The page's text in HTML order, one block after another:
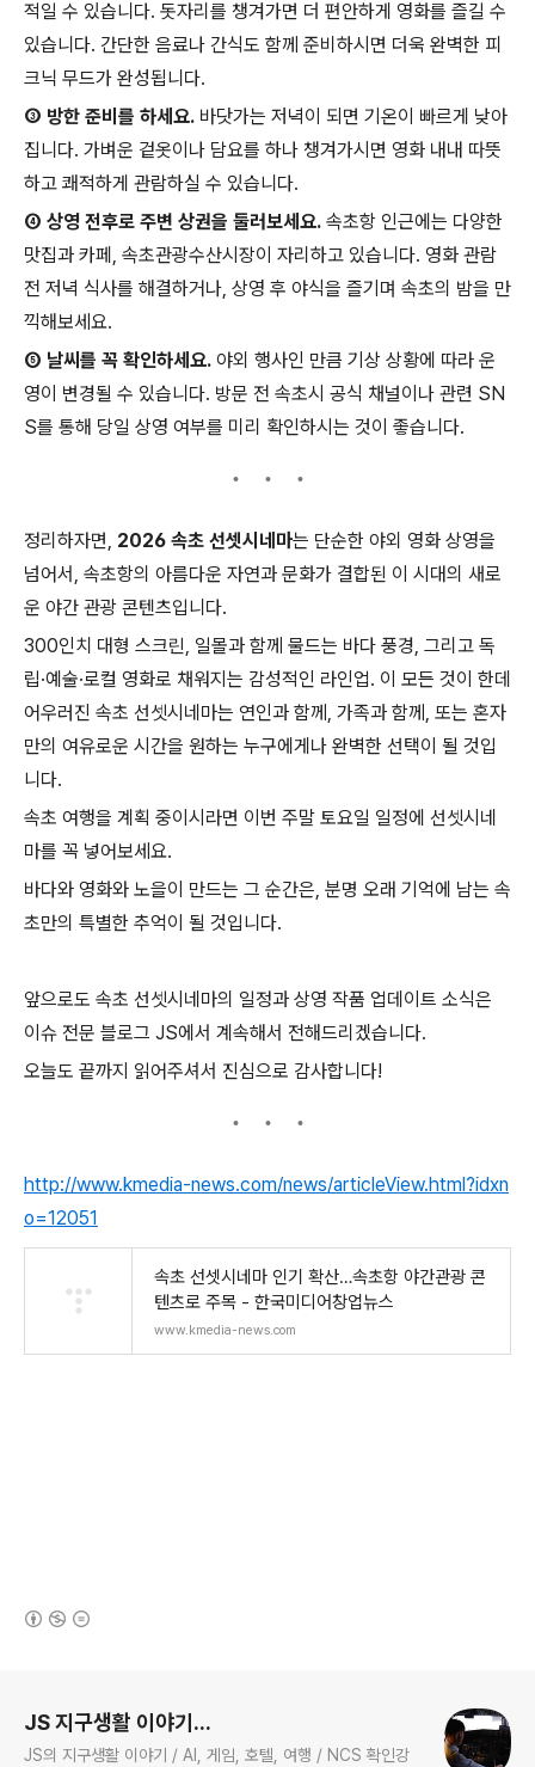
적일 수 있습니다. 돗자리를 챙겨가면 더 편안하게 영화를 즐길 수
있습니다. 간단한 음료나 간식도 함께 준비하시면 더욱 완벽한 피
크닉 무드가 완성됩니다.
③ 방한 준비를 하세요. 바닷가는 저녁이 되면 기온이 빠르게 낮아
집니다. 가벼운 겉옷이나 담요를 하나 챙겨가시면 영화 내내 따뜻
하고 쾌적하게 관람하실 수 있습니다.
④ 상영 전후로 주변 상권을 둘러보세요. 속초항 인근에는 다양한
맛집과 카페, 속초관광수산시장이 자리하고 있습니다. 영화 관람
전 저녁 식사를 해결하거나, 상영 후 야식을 즐기며 속초의 밤을 만
끽해보세요.
⑤ 날씨를 꼭 확인하세요. 야외 행사인 만큼 기상 상황에 따라 운
영이 변경될 수 있습니다. 방문 전 속초시 공식 채널이나 관련 SN
S를 통해 당일 상영 여부를 미리 확인하시는 것이 좋습니다.
정리하자면, 2026 속초 선셋시네마는 단순한 야외 영화 상영을
넘어서, 속초항의 아름다운 자연과 문화가 결합된 이 시대의 새로
운 야간 관광 콘텐츠입니다.
300인치 대형 스크린, 일몰과 함께 물드는 바다 풍경, 그리고 독
립·예술·로컬 영화로 채워지는 감성적인 라인업. 이 모든 것이 한데
어우러진 속초 선셋시네마는 연인과 함께, 가족과 함께, 또는 혼자
만의 여유로운 시간을 원하는 누구에게나 완벽한 선택이 될 것입
니다.
속초 여행을 계획 중이시라면 이번 주말 토요일 일정에 선셋시네
마를 꼭 넣어보세요.
바다와 영화와 노을이 만드는 그 순간은, 분명 오래 기억에 남는 속
초만의 특별한 추억이 될 것입니다.
앞으로도 속초 선셋시네마의 일정과 상영 작품 업데이트 소식은
이슈 전문 블로그 JS에서 계속해서 전해드리겠습니다.
오늘도 끝까지 읽어주셔서 진심으로 감사합니다!
http://www.kmedia-news.com/news/articleView.html?idxn
o=12051
속초 선셋시네마 인기 확산…속초항 야간관광 콘
텐츠로 주목 - 한국미디어창업뉴스
www.kmedia-news.com
JS 지구생활 이야기...
JS의 지구생활 이야기 / AI, 게임, 호텔, 여행 / NCS 확인강